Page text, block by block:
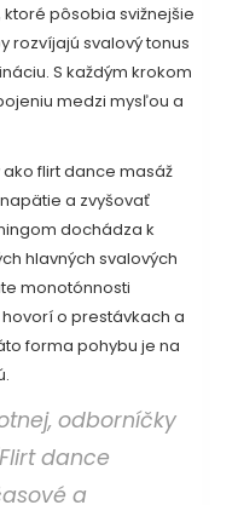
pôsobia svižnejšie
rozvíjajú svalový tonus
S každým krokom
medzi mysľou a
ako flirt dance masáž
a zvyšovať
dochádza k
hlavných svalových
monotónnosti
o prestávkach a
forma pohybu je na
odborníčky
dance
a